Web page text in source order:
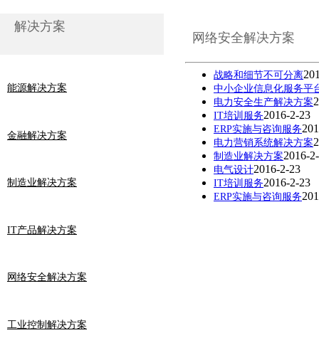
解决方案
能源解决方案
金融解决方案
制造业解决方案
IT产品解决方案
网络安全解决方案
工业控制解决方案
网络安全解决方案
战略和细节不可分离
中小企业信息化服务平
电力安全生产解决方案
IT培训服务2016-2-23
ERP实施与咨询服务
电力营销系统解决方案
制造业解决方案2016-
电气设计2016-2-23
IT培训服务2016-2-23
ERP实施与咨询服务